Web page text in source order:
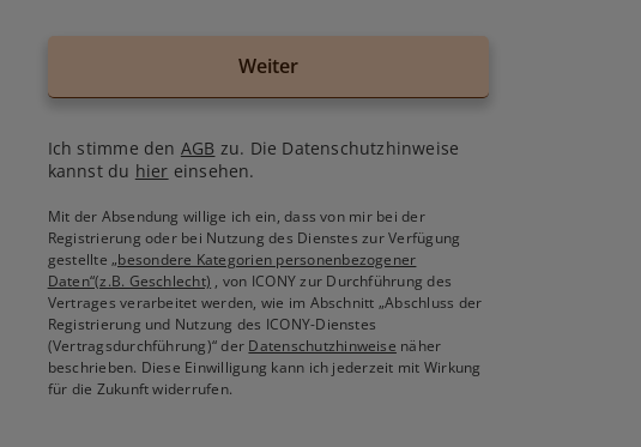
Weiter
Ich stimme den AGB zu. Die Datenschutzhinweise
kannst du hier einsehen.
Mit der Absendung willige ich ein, dass von mir bei der
Registrierung oder bei Nutzung des Dienstes zur Verfügung
gestellte„besondere Kategorien personenbezogener
Daten“(z.B. Geschlecht) , von ICONY zur Durchführung des
Vertrages verarbeitet werden, wie im Abschnitt „Abschluss der
Registrierung und Nutzung des ICONY-Dienstes
(Vertragsdurchführung)“ der Datenschutzhinweise näher
beschrieben. Diese Einwilligung kann ich jederzeit mit Wirkung
für die Zukunft widerrufen.